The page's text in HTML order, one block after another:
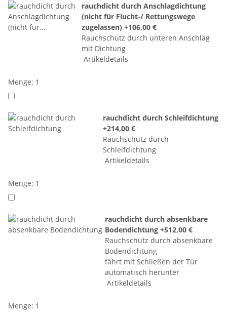
rauchdicht durch Anschlagdichtung
(nicht für Flucht-/ Rettungswege
zugelassen)+106,00 €
Rauchschutz durch unteren Anschlag
mit Dichtung
Artikeldetails
Menge: 1
rauchdicht durch Schleifdichtung
+214,00 €
Rauchschutz durch
Schleifdichtung
Artikeldetails
Menge: 1
rauchdicht durch absenkbare
Bodendichtung+512,00 €
Rauchschutz durch absenkbare
Bodendichtung
fährt mit Schließen der Tür
automatisch herunter
Artikeldetails
Menge: 1